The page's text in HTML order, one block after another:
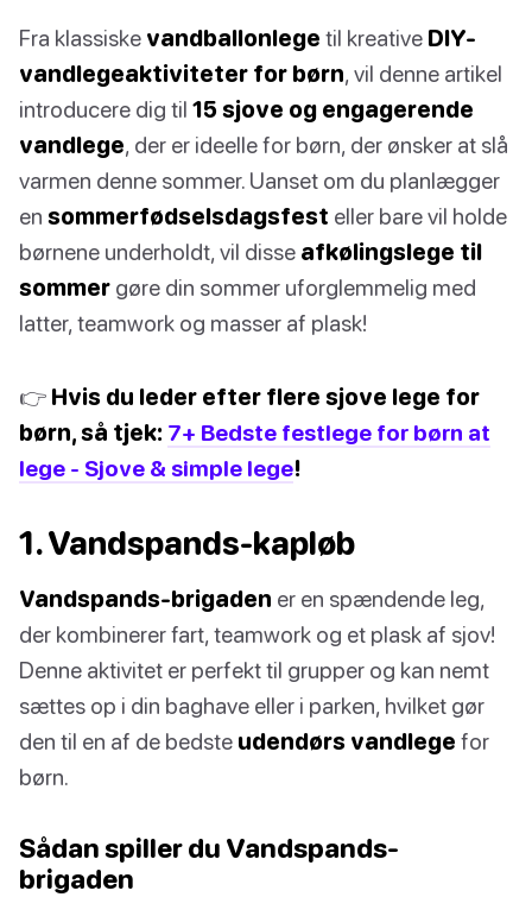
Fra klassiske vandballonlege til kreative DIY-
vandlegeaktiviteter for børn, vil denne artikel
introducere dig til 15 sjove og engagerende
vandlege, der er ideelle for børn, der ønsker at slå
varmen denne sommer. Uanset om du planlægger
en sommerfødselsdagsfest eller bare vil holde
børnene underholdt, vil disse afkølingslege til
sommer gøre din sommer uforglemmelig med
latter, teamwork og masser af plask!
👉 Hvis du leder efter flere sjove lege for
børn, så tjek: 7+ Bedste festlege for børn at
lege - Sjove & simple lege!
1. Vandspands-kapløb
Vandspands-brigaden er en spændende leg,
der kombinerer fart, teamwork og et plask af sjov!
Denne aktivitet er perfekt til grupper og kan nemt
sættes op i din baghave eller i parken, hvilket gør
den til en af de bedste udendørs vandlege for
børn.
Sådan spiller du Vandspands-
brigaden